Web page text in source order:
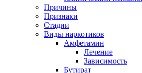
Причины
Признаки
Стадии
Виды наркотиков
Амфетамин
Лечение
Зависимость
Бутират